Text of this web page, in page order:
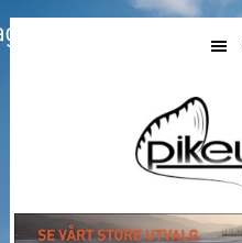
Hopp
til
Hopp
til
Hopp
til